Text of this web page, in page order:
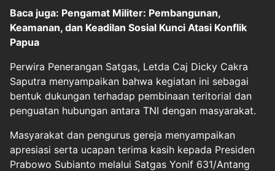
Baca juga: Pengamat Militer: Pembangunan,
Keamanan, dan Keadilan Sosial Kunci Atasi Konflik
Papua
Perwira Penerangan Satgas, Letda Caj Dicky Cakra
Saputra menyampaikan bahwa kegiatan ini sebagai
bentuk dukungan terhadap pembinaan teritorial dan
penguatan hubungan antara TNI dengan masyarakat.
Masyarakat dan pengurus gereja menyampaikan
apresiasi serta ucapan terima kasih kepada Presiden
Prabowo Subianto melalui Satgas Yonif 631/Antang